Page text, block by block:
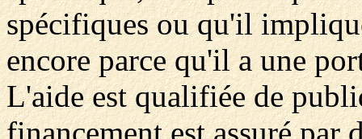
spécifiques ou qu'il
encore parce qu'il a une
L'aide est qualifiée de